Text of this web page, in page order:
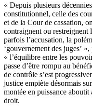
« Depuis plusieurs
constitutionnel, celle des
et de la Cour de cassation,
contraignent ou restreignent
parfois l’accusation, la
‘gouvernement des juges’
« l’équilibre entre les
passe d’être rompu au
de contrôle s’est
justice empiète désormais
montée en puissance
droit.